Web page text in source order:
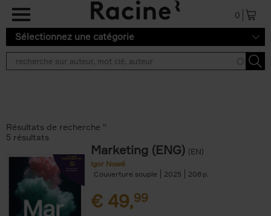
Aller au contenu principal
0
Sélectionnez une catégorie
Résultats de recherche ''
5 résultats
Marketing (ENG) (EN)
Igor Nowé
Couverture souple
2025 208
€ 49,99